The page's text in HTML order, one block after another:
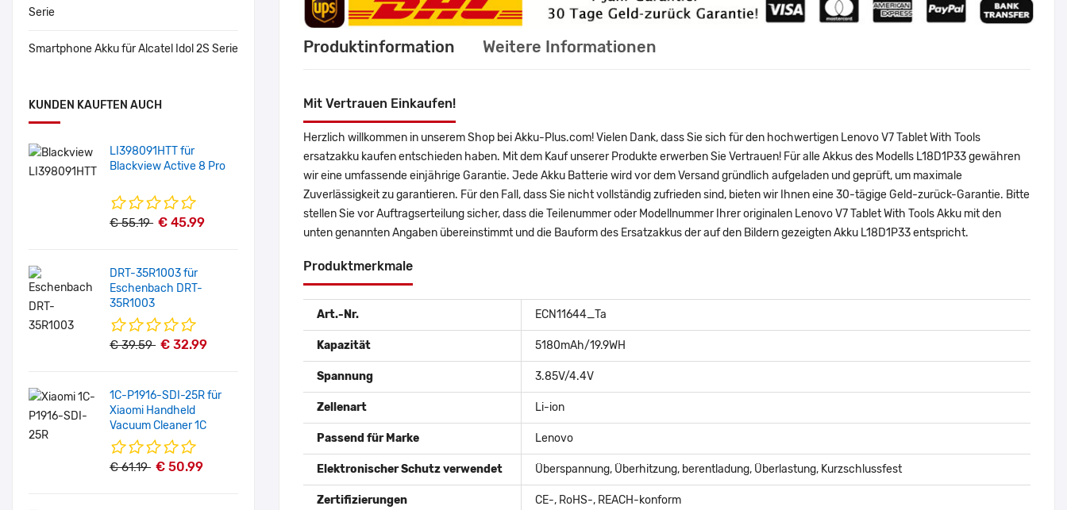
Serie
Smartphone Akku für Alcatel Idol 2S Serie
KUNDEN KAUFTEN AUCH
LI398091HTT für
Blackview Active 8 Pro
€ 55.19 € 45.99
DRT-35R1003 für
Eschenbach DRT-
35R1003
€ 39.59 € 32.99
1C-P1916-SDI-25R für
Xiaomi Handheld
Vacuum Cleaner 1C
€ 61.19 € 50.99
Produktinformation Weitere Informationen
Mit Vertrauen Einkaufen!
Herzlich willkommen in unserem Shop bei Akku-Plus.com! Vielen Dank, dass Sie sich für den hochwertigen Lenovo V7 Tablet With Tools
ersatzakku kaufen entschieden haben. Mit dem Kauf unserer Produkte erwerben Sie Vertrauen! Für alle Akkus des Modells L18D1P33 gewähren
wir eine umfassende einjährige Garantie. Jede Akku Batterie wird vor dem Versand gründlich aufgeladen und geprüft, um maximale
Zuverlässigkeit zu garantieren. Für den Fall, dass Sie nicht vollständig zufrieden sind, bieten wir Ihnen eine 30-tägige Geld-zurück-Garantie. Bitte
stellen Sie vor Auftragserteilung sicher, dass die Teilenummer oder Modellnummer Ihrer originalen Lenovo V7 Tablet With Tools Akku mit den
unten genannten Angaben übereinstimmt und die Bauform des Ersatzakkus der auf den Bildern gezeigten Akku L18D1P33 entspricht.
Produktmerkmale
Art.-Nr. ECN11644_Ta
Kapazität 5180mAh/19.9WH
Spannung 3.85V/4.4V
Zellenart Li-ion
Passend für Marke Lenovo
Elektronischer Schutz verwendet Überspannung, Überhitzung, berentladung, Überlastung, Kurzschlussfest
Zertifizierungen
CE-, RoHS-, REACH-konform